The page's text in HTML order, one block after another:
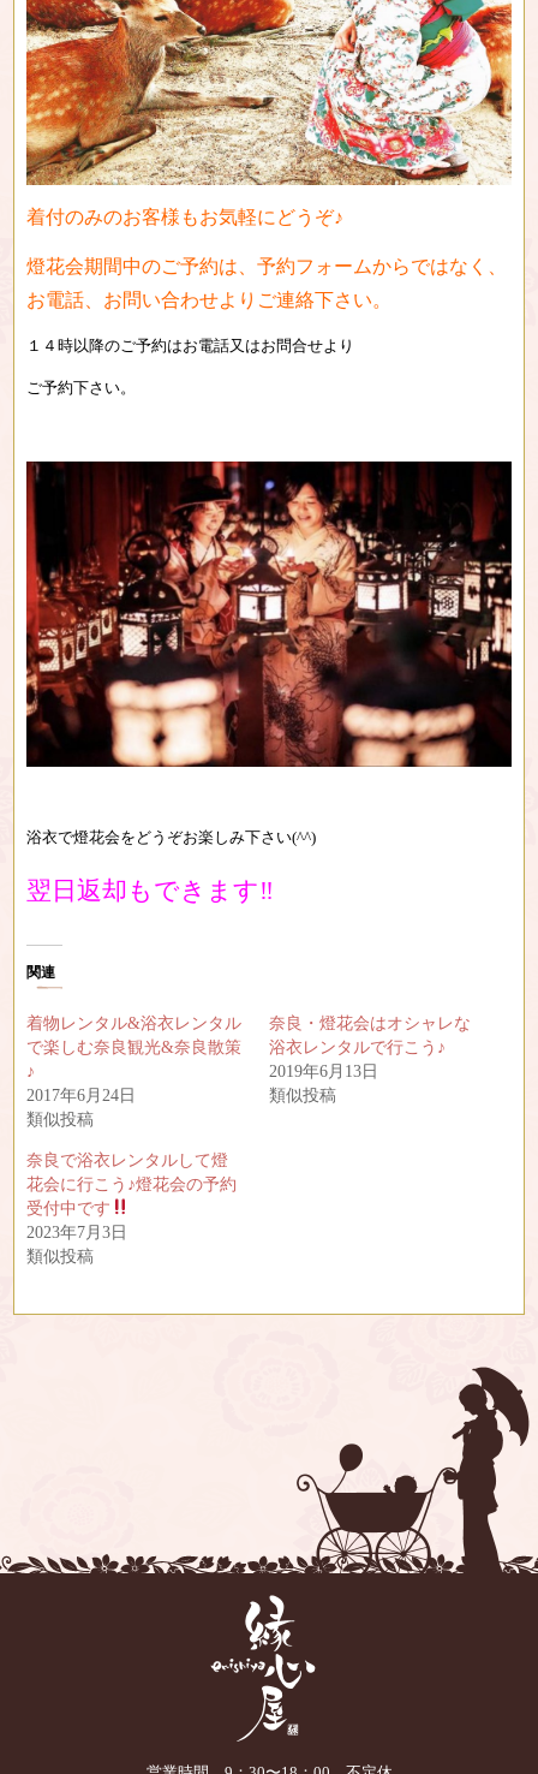
着付のみのお客様もお気軽にどうぞ♪
燈花会期間中のご予約は、予約フォームからではなく、
お電話、お問い合わせよりご連絡下さい。
１４時以降のご予約はお電話又はお問合せより
ご予約下さい。
浴衣で燈花会をどうぞお楽しみ下さい(^^)
翌日返却もできます‼︎
関連
着物レンタル&浴衣レンタル
で楽しむ奈良観光&奈良散策
♪
2017年6月24日
類似投稿
奈良・燈花会はオシャレな
浴衣レンタルで行こう♪
2019年6月13日
類似投稿
奈良で浴衣レンタルして燈
花会に行こう♪燈花会の予約
受付中です
2023年7月3日
類似投稿